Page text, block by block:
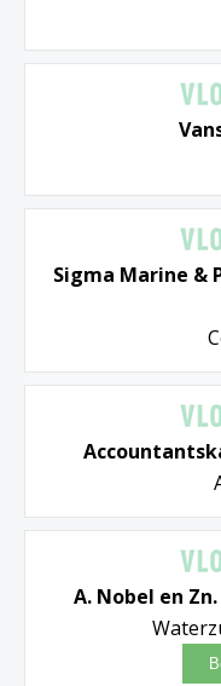
Sigma Marine &
A. Nobel en